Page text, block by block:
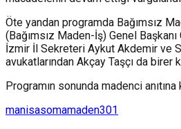
Öte yandan programda Bağımsız
(Bağımsız Maden-İş) Genel Başkanı
İzmir İl Sekreteri Aykut Akdemir ve
avukatlarından Akçay Taşçı da birer
Programın sonunda madenci anıtına
manisasomamaden301